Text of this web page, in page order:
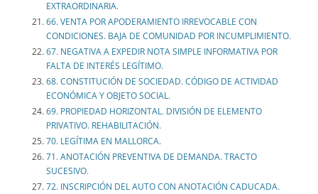
EXTRAORDINARIA.
66. VENTA POR APODERAMIENTO IRREVOCABLE CON
CONDICIONES. BAJA DE COMUNIDAD POR INCUMPLIMIENTO.
67. NEGATIVA A EXPEDIR NOTA SIMPLE INFORMATIVA POR
FALTA DE INTERÉS LEGÍTIMO.
68. CONSTITUCIÓN DE SOCIEDAD. CÓDIGO DE ACTIVIDAD
ECONÓMICA Y OBJETO SOCIAL.
69. PROPIEDAD HORIZONTAL. DIVISIÓN DE ELEMENTO
PRIVATIVO. REHABILITACIÓN.
70. LEGÍTIMA EN MALLORCA.
71. ANOTACIÓN PREVENTIVA DE DEMANDA. TRACTO
SUCESIVO.
72. INSCRIPCIÓN DEL AUTO CON ANOTACIÓN CADUCADA.